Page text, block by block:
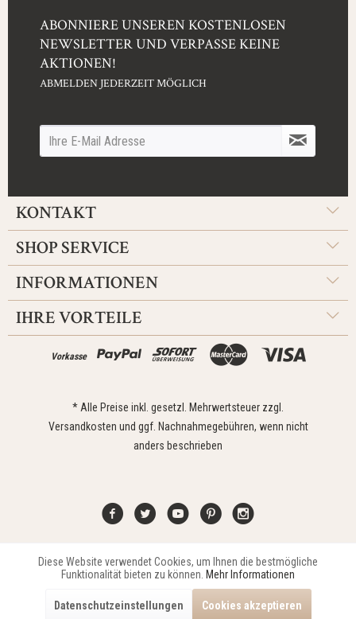
ABONNIERE UNSEREN KOSTENLOSEN
NEWSLETTER UND VERPASSE KEINE
AKTIONEN!
ABMELDEN JEDERZEIT MÖGLICH
KONTAKT
SHOP SERVICE
INFORMATIONEN
IHRE VORTEILE
Vorkasse
* Alle Preise inkl. gesetzl. Mehrwertsteuer zzgl.
Versandkosten und ggf. Nachnahmegebühren, wenn nicht
anders beschrieben
Kontakt Widerrufsrecht Impressum Versand Datenschutz
Copyright © 2021 Edona Design GmbH // DesignDupp GmbH
Funktionale Aktiv
Aktiv
Diese Website verwendet Cookies, um Ihnen die bestmögliche
Funktionalität bieten zu können. Mehr Informationen
Datenschutzeinstellungen Cookies akzeptieren